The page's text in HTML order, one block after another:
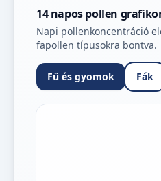
14 napos pollen
Napi pollenkoncentráció
fapollen típusokra bontva.
Fű és gyomok Fák